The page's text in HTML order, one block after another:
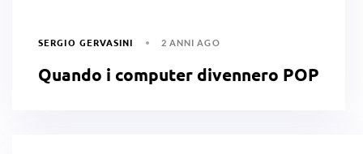
SERGIO GERVASINI 2 ANNI AGO
Quando i computer divennero POP